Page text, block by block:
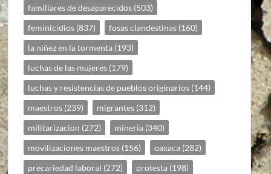
familiares de desaparecidos (503)
feminicidios (837) fosas clandestinas (160)
la niñez en la tormenta (193)
luchas de las mujeres (179)
luchas y resistencias de pueblos originarios (144)
maestros (239) migrantes (312)
militarizacion (272) mineria (340)
movilizaciones maestros (156) oaxaca (282)
precariedad laboral (272) protesta (198)